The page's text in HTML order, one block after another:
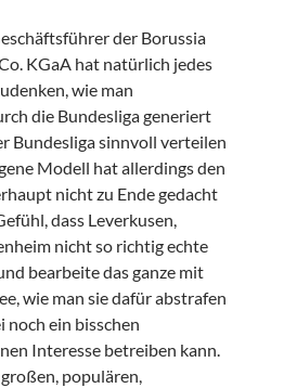
der Borussia
KGaA hat natürlich jedes
wie man
die Bundesliga generiert
Bundesliga sinnvoll verteilen
Modell hat allerdings den
nicht zu Ende gedacht
dass Leverkusen,
nicht so richtig echte
bearbeite das ganze mit
wie man sie dafür abstrafen
noch ein bisschen
Interesse betreiben kann.
populären,